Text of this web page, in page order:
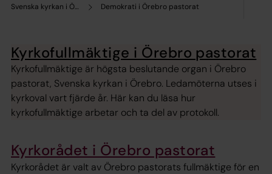
Svenska kyrkan i Örebro Demokrati i Örebro pastorat
Kyrkofullmäktige i Örebro pastorat
Kyrkofullmäktige är högsta beslutande organ i Örebro
pastorat, Svenska kyrkan i Örebro. Ledamöterna utses i
kyrkoval vart fjärde år. Här kan du läsa hur
kyrkofullmäktige arbetar och ta del av protokoll.
Kyrkorådet i Örebro pastorat
Kyrkorådet är valt av Örebro pastorats fullmäktige för en